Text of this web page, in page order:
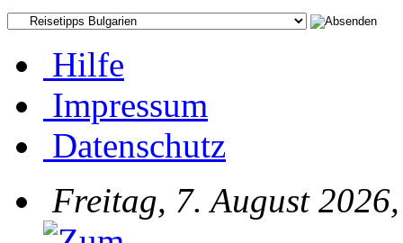
Hilfe
Impressum
Datenschutz
Freitag, 7. August